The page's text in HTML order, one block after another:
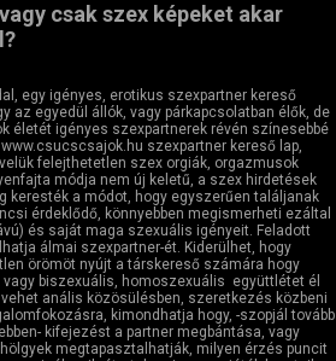
csak szex képeket akar
egy igényes, erotikus szexpartner kereső
az egyedül állók, vagy párkapcsolatban élők, de
életét igényes szexpartnerek révén színesebbé
szexpartner kereső lap,
felejthetetlen szex orgiák, orgazmusok
módja nem új keletű, a szex hirdetések
keresték a módot, hogy egyszerűen találjanak
érdeklődő, könnyebben megismerheti ezáltal
és saját maga szexuális igényeit. Feladott
álmai szexpartner-ét. Kiderülhet, hogy
örömöt nyújt a társkereső számára hogy
biszexuális, homoszexuális együttlétet él
anális közösülésben, szeretkezés közbeni
kimondhatja hogy, -szopjál tovább
kifejezést a partner megbántása, vagy
megtapasztalhatják, milyen érzés puncit